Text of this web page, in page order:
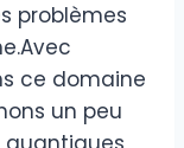
problèmes
ce domaine
un peu